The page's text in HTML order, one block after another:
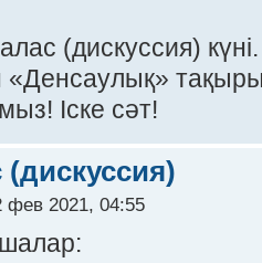
(дискуссия) күні.
Іске сәт!
(дискуссия)
фев 2021, 04:55